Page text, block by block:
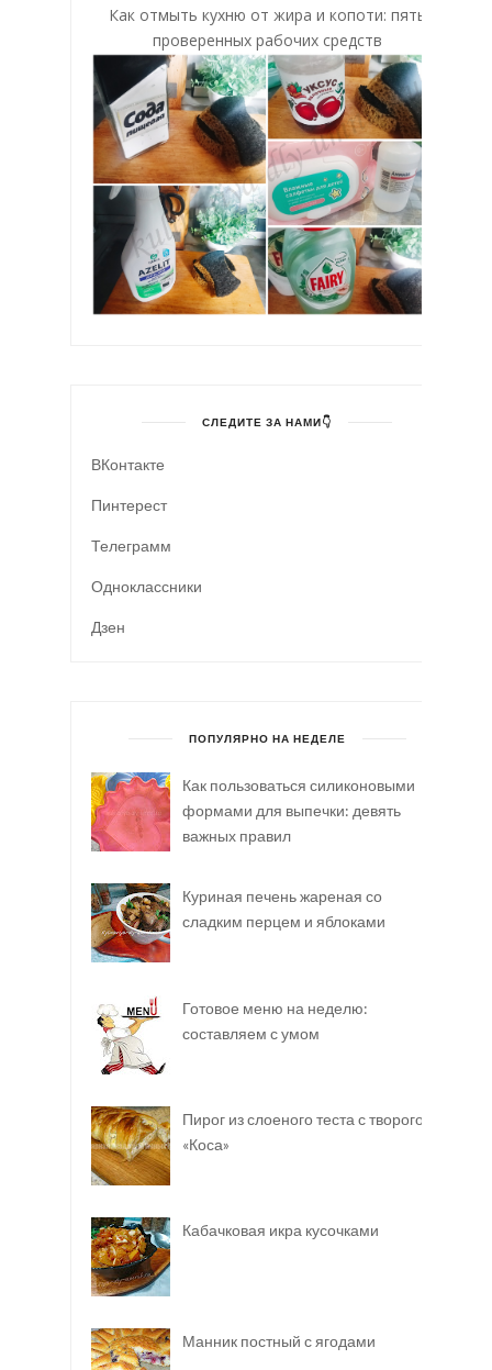
Как отмыть кухню от жира и копоти: пять
проверенных рабочих средств
СЛЕДИТЕ ЗА НАМИ👇
ВКонтакте
Пинтерест
Телеграмм
Одноклассники
Дзен
ПОПУЛЯРНО НА НЕДЕЛЕ
Как пользоваться силиконовыми
формами для выпечки: девять
важных правил
Куриная печень жареная со
сладким перцем и яблоками
Готовое меню на неделю:
составляем с умом
Пирог из слоеного теста с творогом
«Коса»
Кабачковая икра кусочками
Манник постный с ягодами